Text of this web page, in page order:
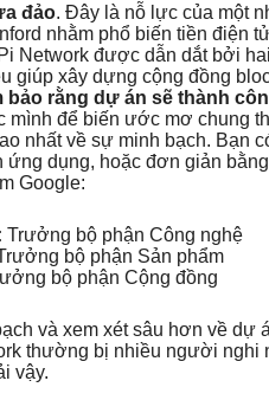
đảo. Đây là nỗ lực của một
nhằm phổ biến tiền điện
Network được dẫn dắt bởi
giúp xây dựng cộng đồng
bảo rằng dự án sẽ thành
mình để biến ước mơ chung
nhất về sự minh bạch. Bạn
ứng dụng, hoặc đơn giản
Google:
Trưởng bộ phận Công nghệ
bộ phận Sản phẩm
bộ phận Cộng đồng
và xem xét sâu hơn về dự
thường bị nhiều người nghi
vậy.